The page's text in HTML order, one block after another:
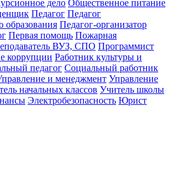
дело Общественное питание
Педагог Педагог
образования Педагог-организатор
Первая помощь Пожарная
ВУЗ, СПО Программист
коррупции Работник культуры и
педагог Социальный работник
и менеджмент Управление
начальных классов Учитель школы
Электробезопасность Юрист